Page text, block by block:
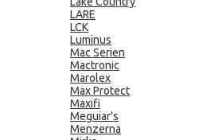
LARE
LCK
Luminus
Mac Serien
Mactronic
Marolex
Max Protect
Maxifi
Meguiar's
Menzerna